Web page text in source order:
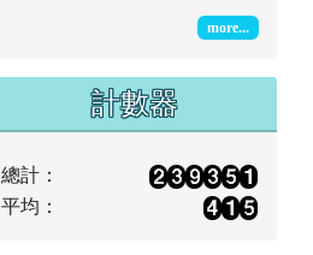
more...
計數器
總計：
平均：